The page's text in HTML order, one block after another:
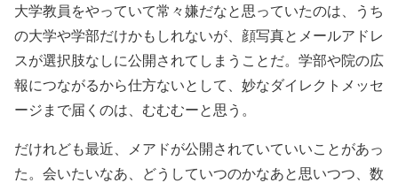
大学教員をやっていて常々嫌だなと思っていたのは、うち
の大学や学部だけかもしれないが、顔写真とメールアドレ
スが選択肢なしに公開されてしまうことだ。学部や院の広
報につながるから仕方ないとして、妙なダイレクトメッセ
ージまで届くのは、むむむーと思う。
だけれども最近、メアドが公開されていていいことがあっ
た。会いたいなあ、どうしていつのかなあと思いつつ、数